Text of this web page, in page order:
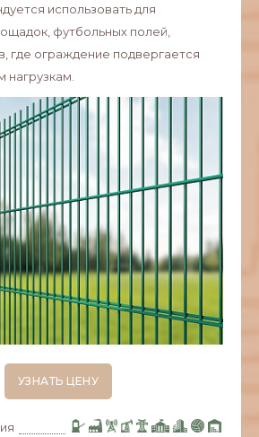
использовать для
футбольных полей,
где ограждение подвергается
УЗНАТЬ ЦЕНУ